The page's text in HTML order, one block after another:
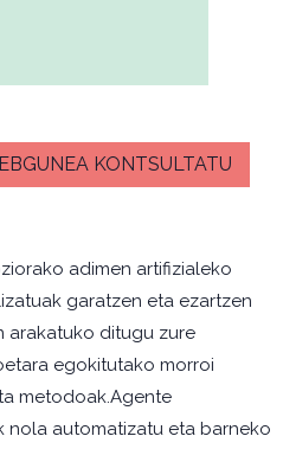
KONTSULTATU
adimen artifizialeko
garatzen eta ezartzen
arakatuko ditugu zure
egokitutako morroi
metodoak.Agente
nola automatizatu eta barneko